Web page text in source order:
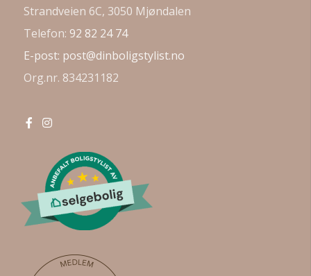
Strandveien 6C, 3050 Mjøndalen
Telefon: 92 82 24 74
E-post: post@dinboligstylist.no
Org.nr. 834231182